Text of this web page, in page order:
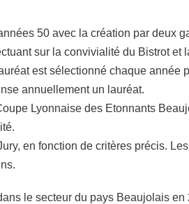
50 avec la création par deux
sur la convivialité du Bistrot et
est sélectionné chaque année
annuellement un lauréat.
Lyonnaise des Etonnants
en fonction de critères précis.
le secteur du pays Beaujolais